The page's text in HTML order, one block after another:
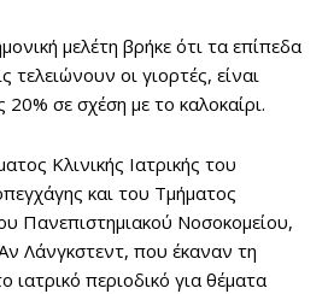
μελέτη βρήκε ότι τα επίπεδα
τελειώνουν οι γιορτές, είναι
σε σχέση με το καλοκαίρι.
Κλινικής Ιατρικής του
και του Τμήματος
Πανεπιστημιακού Νοσοκομείου,
Λάνγκστεντ, που έκαναν τη
ιατρικό περιοδικό για θέματα